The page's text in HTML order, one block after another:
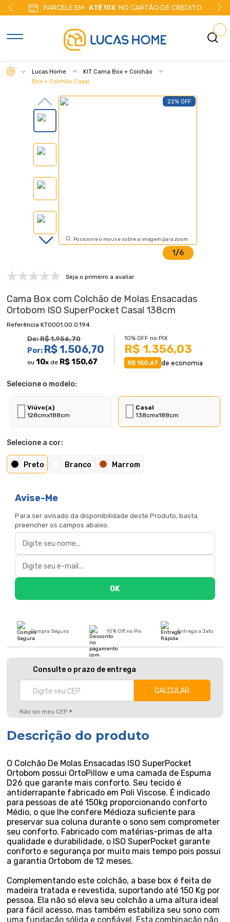
PARCELE EM ATÉ 10X NO CARTÃO DE CŔEDITO
Lucas Home
KIT Cama Box + Colchão
Box + Colchão Casal
22% OFF
1/6
Posicione o mouse sobre a imagem para zoom
Seja o primeiro a avaliar
Cama Box com Colchão de Molas Ensacadas
Ortobom ISO SuperPocket Casal 138cm
KT0001.00.0.194
De:R$ 1.956,70
Por: R$ 1.506,70
ou 10xde R$ 150,67
10% OFF no PIX
R$ 1.356,03
R$ 150,67 de economia
Selecione o modelo:
Viúvo(a)
128cmx188cm
Casal
138cmx188cm
Selecione a cor:
Preto Branco Marrom
Avise-Me
Para ser avisado da disponibilidade deste Produto, basta
preencher os campos abaixo.
Compra Segura 10% Off no Pix Entrega a Jato
Consulte o prazo de entrega
Não sei meu CEP
Descrição do produto
O Colchão De Molas Ensacadas ISO SuperPocket
Ortobom possui OrtoPillow e uma camada de Espuma
D26 que garante mais conforto. Seu tecido é
antiderrapante fabricado em Poli Viscose. É indicado
para pessoas de até 150kg proporcionando conforto
Médio, o que lhe confere Médioza suficiente para
preservar sua coluna durante o sono sem comprometer
seu conforto. Fabricado com matérias-primas de alta
qualidade e durabilidade, o ISO SuperPocket garante
conforto e segurança por muito mais tempo pois possui
a garantia Ortobom de 12 meses.
Complementando este colchão, a base box é feita de
madeira tratada e revestida, suportando até 150 Kg por
pessoa. Ela não só eleva seu colchão a uma altura ideal
para fácil acesso, mas também estabiliza seu sono com
uma fundação sólida e confiável. Esta combinação não